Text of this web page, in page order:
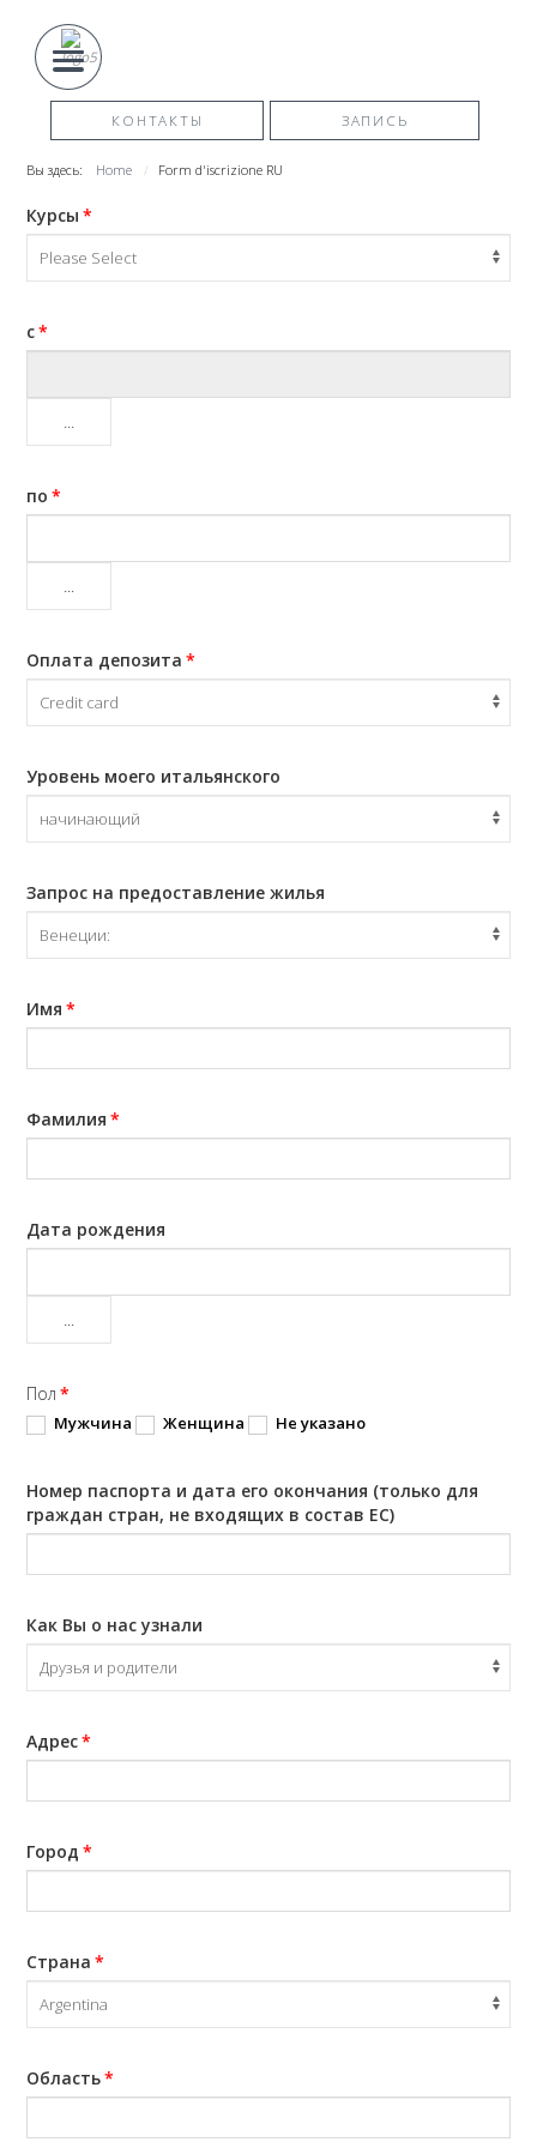
КОНТАКТЫ ЗАПИСЬ
Вы здесь: Home Form d'iscrizione RU
Курсы *
с*
...
по *
...
Оплата депозита *
Уровень моего итальянского
Запрос на предоставление жилья
Имя *
Фамилия *
Дата рождения
...
Пол *
Мужчина Женщина Не указано
Номер паспорта и дата его окончания (только для
граждан стран, не входящих в состав ЕС)
Как Вы о нас узнали
Адрес*
Город *
Страна *
Область*